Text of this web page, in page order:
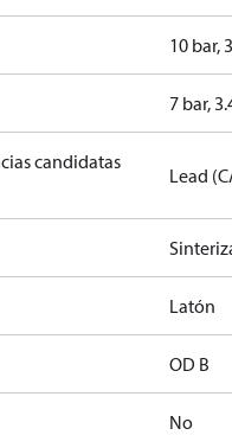
10 bar,
7 bar,
candidatas
Lead
Latón
OD B
No